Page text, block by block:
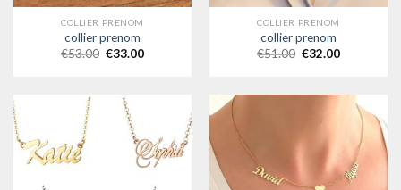
COLLIER PRENOM
collier prenom
€53.00 €33.00
COLLIER PRENOM
collier prenom
€51.00 €32.00